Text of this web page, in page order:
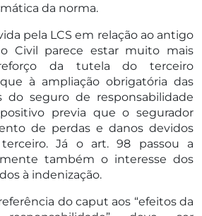
da norma.
pela LCS em relação ao antigo
Civil parece estar muito mais
da tutela do terceiro
à ampliação obrigatória das
do seguro de responsabilidade
previa que o segurador
de perdas e danos devidos
Já o art. 98 passou a
também o interesse dos
à indenização.
do caput aos “efeitos da